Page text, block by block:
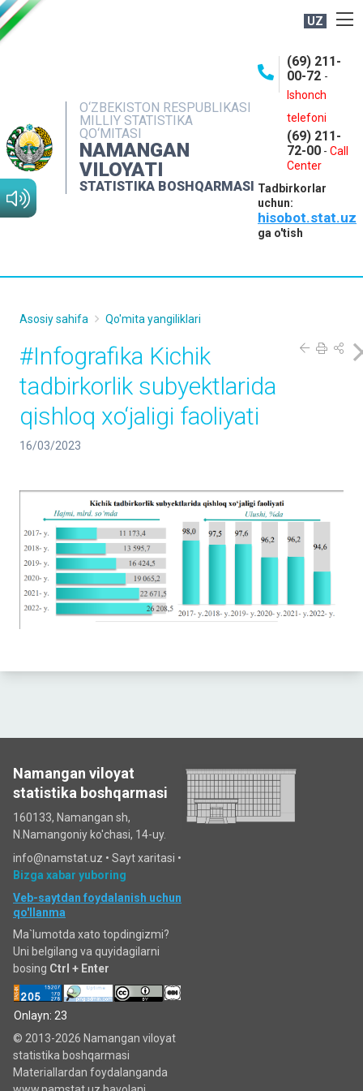
UZ
O‘ZBEKISTON RESPUBLIKASI
MILLIY STATISTIKA
QO‘MITASI
NAMANGAN
VILOYATI
STATISTIKA BOSHQARMASI
(69) 211-
00-72 -
Ishonch
telefoni
(69) 211-
72-00 - Call
Center
Tadbirkorlar
uchun:
hisobot.stat.uz
ga o'tish
NASHRLAR
INTERAKTIV XIZMATLAR
MATBUOT XIZMATI
MUROJAATLAR
Asosiy sahifa Qo'mita yangiliklari
#Infografika Kichik
tadbirkorlik subyektlarida
qishloq xo‘jaligi faoliyati
16/03/2023
Namangan viloyat
statistika boshqarmasi
160133, Namangan sh,
N.Namangoniy ko'chasi, 14-uy.
info@namstat.uz • Sayt xaritasi •
Bizga xabar yuboring
Veb-saytdan foydalanish uchun
qo'llanma
Ma`lumotda xato topdingizmi?
Uni belgilang va quyidagilarni
bosing Ctrl + Enter
Onlayn: 23
© 2013-2026 Namangan viloyat
statistika boshqarmasi
Materiallardan foydalanganda